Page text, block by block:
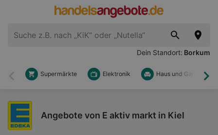
Dein Standort: Borkum
Zurück
Supermärkte Elektronik Haus und Garten
Angebote von E aktiv markt in Kiel